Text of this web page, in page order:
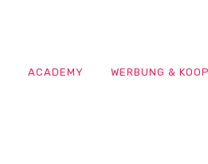
ACADEMY WERBUNG &